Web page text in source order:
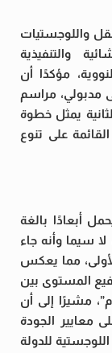
واللوجستيات
والتنفيذية
مؤكدًا أن
مدبولي، مراسم
يمثل خطوة
على تنوع
أبعادًا بالغة
سيما وأنه جاء
مما يعكس
المستوى بين
مشيرًا إلى أن
معايير الجودة
للدولة